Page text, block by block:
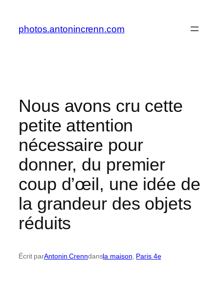
contenu
photos.antonincrenn.com
Nous avons cru cette
petite attention
nécessaire pour
donner, du premier
coup d’œil, une idée de
la grandeur des objets
réduits
Écrit parAntonin Crenndansla maison Paris 4e